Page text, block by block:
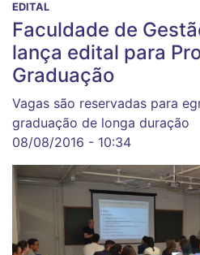
EDITAL
Faculdade de
lança edital para
Graduação
Vagas são reservadas para
graduação de longa duração
08/08/2016 - 10:34